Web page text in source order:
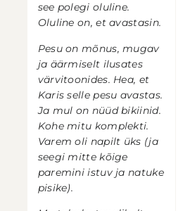
see polegi oluline.
Oluline on, et avastasin.
Pesu on mõnus, mugav
ja äärmiselt ilusates
värvitoonides. Hea, et
Karis selle pesu avastas.
Ja mul on nüüd bikiinid.
Kohe mitu komplekti.
Varem oli napilt üks (ja
seegi mitte kõige
paremini istuv ja natuke
pisike).